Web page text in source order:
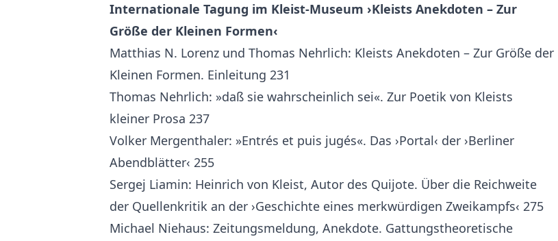
Internationale Tagung im Kleist-Museum ›Kleists Anekdoten – Zur
Größe der Kleinen Formen‹
Matthias N. Lorenz und Thomas Nehrlich: Kleists Anekdoten – Zur Größe der
Kleinen Formen. Einleitung 231
Thomas Nehrlich: »daß sie wahrscheinlich sei«. Zur Poetik von Kleists
kleiner Prosa 237
Volker Mergenthaler: »Entrés et puis jugés«. Das ›Portal‹ der ›Berliner
Abendblätter‹ 255
Sergej Liamin: Heinrich von Kleist, Autor des Quijote. Über die Reichweite
der Quellenkritik an der ›Geschichte eines merkwürdigen Zweikampfs‹ 275
Michael Niehaus: Zeitungsmeldung, Anekdote. Gattungstheoretische